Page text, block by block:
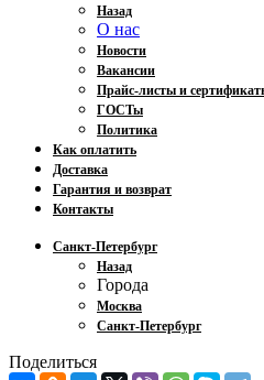
Назад
О нас
Новости
Вакансии
Прайс-листы и
ГОСТы
Политика
Как оплатить
Доставка
Гарантия и возврат
Контакты
Санкт-Петербург
Назад
Города
Москва
Санкт-Петербург
Поделиться